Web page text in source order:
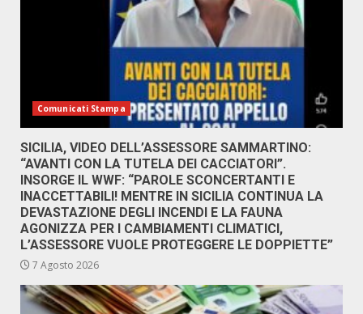
Comunicati Stampa
SICILIA, VIDEO DELL’ASSESSORE SAMMARTINO:
“AVANTI CON LA TUTELA DEI CACCIATORI”.
INSORGE IL WWF: “PAROLE SCONCERTANTI E
INACCETTABILI! MENTRE IN SICILIA CONTINUA LA
DEVASTAZIONE DEGLI INCENDI E LA FAUNA
AGONIZZA PER I CAMBIAMENTI CLIMATICI,
L’ASSESSORE VUOLE PROTEGGERE LE DOPPIETTE”
7 Agosto 2026